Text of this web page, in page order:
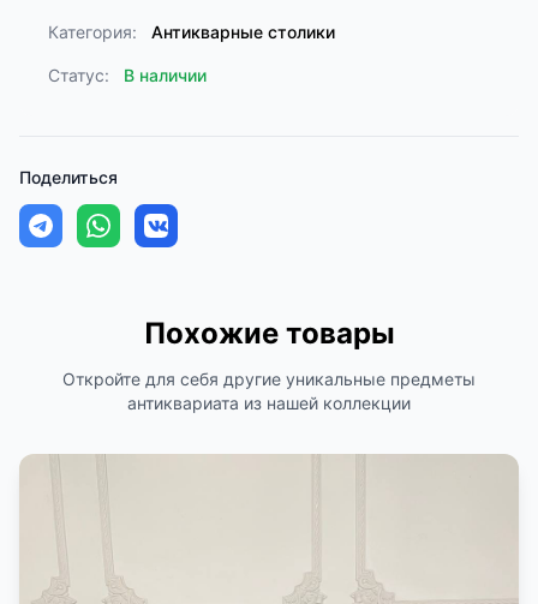
Категория: Антикварные столики
Статус: В наличии
Поделиться
Похожие товары
Откройте для себя другие уникальные предметы
антиквариата из нашей коллекции